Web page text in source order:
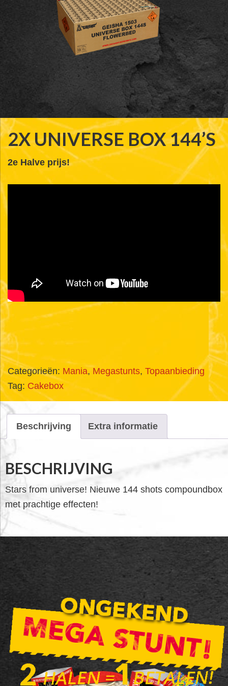
2X UNIVERSE BOX 144’S
2e Halve prijs!
Categorieën: Mania, Megastunts, Topaanbieding
Tag: Cakebox
Beschrijving Extra informatie
BESCHRIJVING
Stars from universe! Nieuwe 144 shots compoundbox
met prachtige effecten!
FOOTER
WIDGET
HEADER
SALE